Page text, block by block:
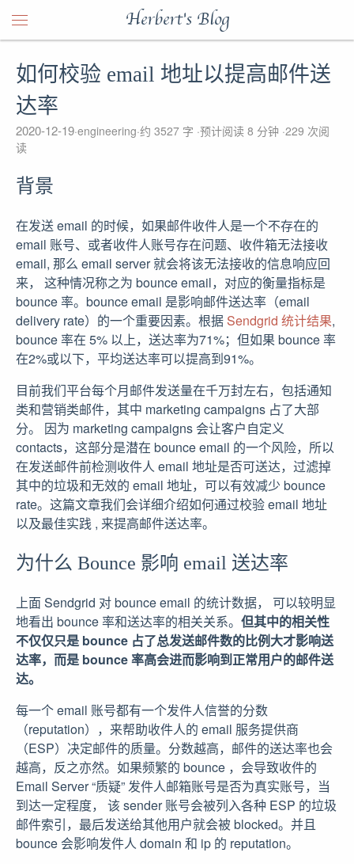
Herbert's Blog
如何校验 email 地址以提高邮件送
达率
2020-12-19 engineering 约 3527 字 预计阅读 8 分钟 229 次阅
读
背景
在发送 email 的时候，如果邮件收件人是一个不存在的
email 账号、或者收件人账号存在问题、收件箱无法接收
email, 那么 email server 就会将该无法接收的信息响应回
来， 这种情况称之为 bounce email，对应的衡量指标是
bounce 率。bounce email 是影响邮件送达率（email
delivery rate）的一个重要因素。根据 Sendgrid 统计结果,
bounce 率在 5% 以上，送达率为71%；但如果 bounce 率
在2%或以下，平均送达率可以提高到91%。
目前我们平台每个月邮件发送量在千万封左右，包括通知
类和营销类邮件，其中 marketing campaigns 占了大部
分。 因为 marketing campaigns 会让客户自定义
contacts，这部分是潜在 bounce email 的一个风险，所以
在发送邮件前检测收件人 email 地址是否可送达，过滤掉
其中的垃圾和无效的 email 地址，可以有效减少 bounce
rate。这篇文章我们会详细介绍如何通过校验 email 地址
以及最佳实践 , 来提高邮件送达率。
为什么 Bounce 影响 email 送达率
上面 Sendgrid 对 bounce email 的统计数据， 可以较明显
地看出 bounce 率和送达率的相关关系。 但其中的相关性
不仅仅只是 bounce 占了总发送邮件数的比例大才影响送
达率，而是 bounce 率高会进而影响到正常用户的邮件送
达。
每一个 email 账号都有一个发件人信誉的分数
（reputation），来帮助收件人的 email 服务提供商
（ESP）决定邮件的质量。分数越高，邮件的送达率也会
越高，反之亦然。如果频繁的 bounce ，会导致收件的
Email Server “质疑” 发件人邮箱账号是否为真实账号，当
到达一定程度， 该 sender 账号会被列入各种 ESP 的垃圾
邮件索引，最后发送给其他用户就会被 blocked。并且
bounce 会影响发件人 domain 和 ip 的 reputation。